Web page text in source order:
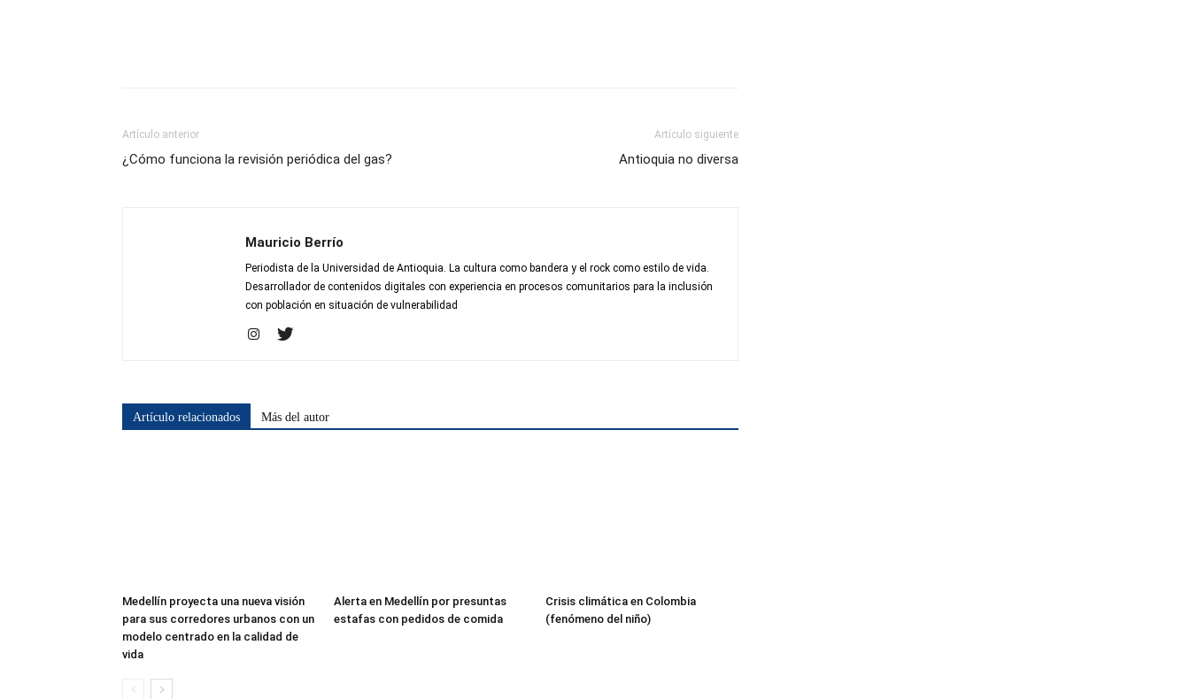
Artículo anterior
¿Cómo funciona la revisión periódica del gas?
Artículo siguiente
Antioquia no diversa
Mauricio Berrío
Periodista de la Universidad de Antioquia. La cultura como bandera y el rock como estilo de vida.
Desarrollador de contenidos digitales con experiencia en procesos comunitarios para la inclusión
con población en situación de vulnerabilidad
Artículo relacionados Más del autor
Medellín proyecta una nueva visión
para sus corredores urbanos con un
modelo centrado en la calidad de
vida
Alerta en Medellín por presuntas
estafas con pedidos de comida
Crisis climática en Colombia
(fenómeno del niño)